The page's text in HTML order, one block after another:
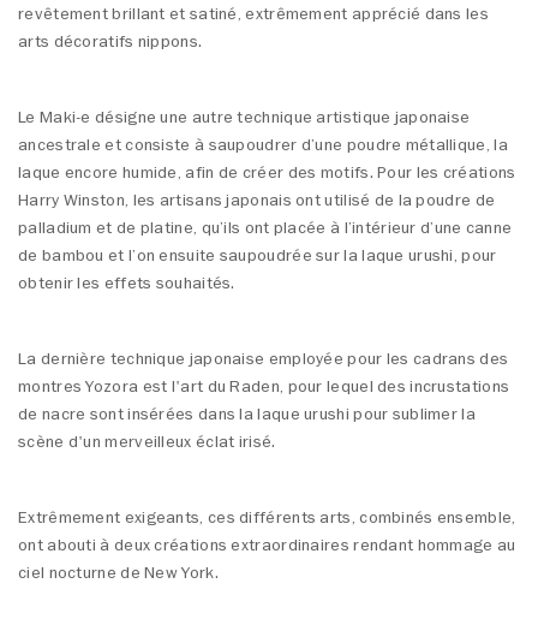
revêtement brillant et satiné, extrêmement apprécié dans les
arts décoratifs nippons.
Le Maki-e désigne une autre technique artistique japonaise
ancestrale et consiste à saupoudrer d’une poudre métallique, la
laque encore humide, afin de créer des motifs. Pour les créations
Harry Winston, les artisans japonais ont utilisé de la poudre de
palladium et de platine, qu’ils ont placée à l’intérieur d’une canne
de bambou et l’on ensuite saupoudrée sur la laque urushi, pour
obtenir les effets souhaités.
La dernière technique japonaise employée pour les cadrans des
montres Yozora est l'art du Raden, pour lequel des incrustations
de nacre sont insérées dans la laque urushi pour sublimer la
scène d'un merveilleux éclat irisé.
Extrêmement exigeants, ces différents arts, combinés ensemble,
ont abouti à deux créations extraordinaires rendant hommage au
ciel nocturne de New York.